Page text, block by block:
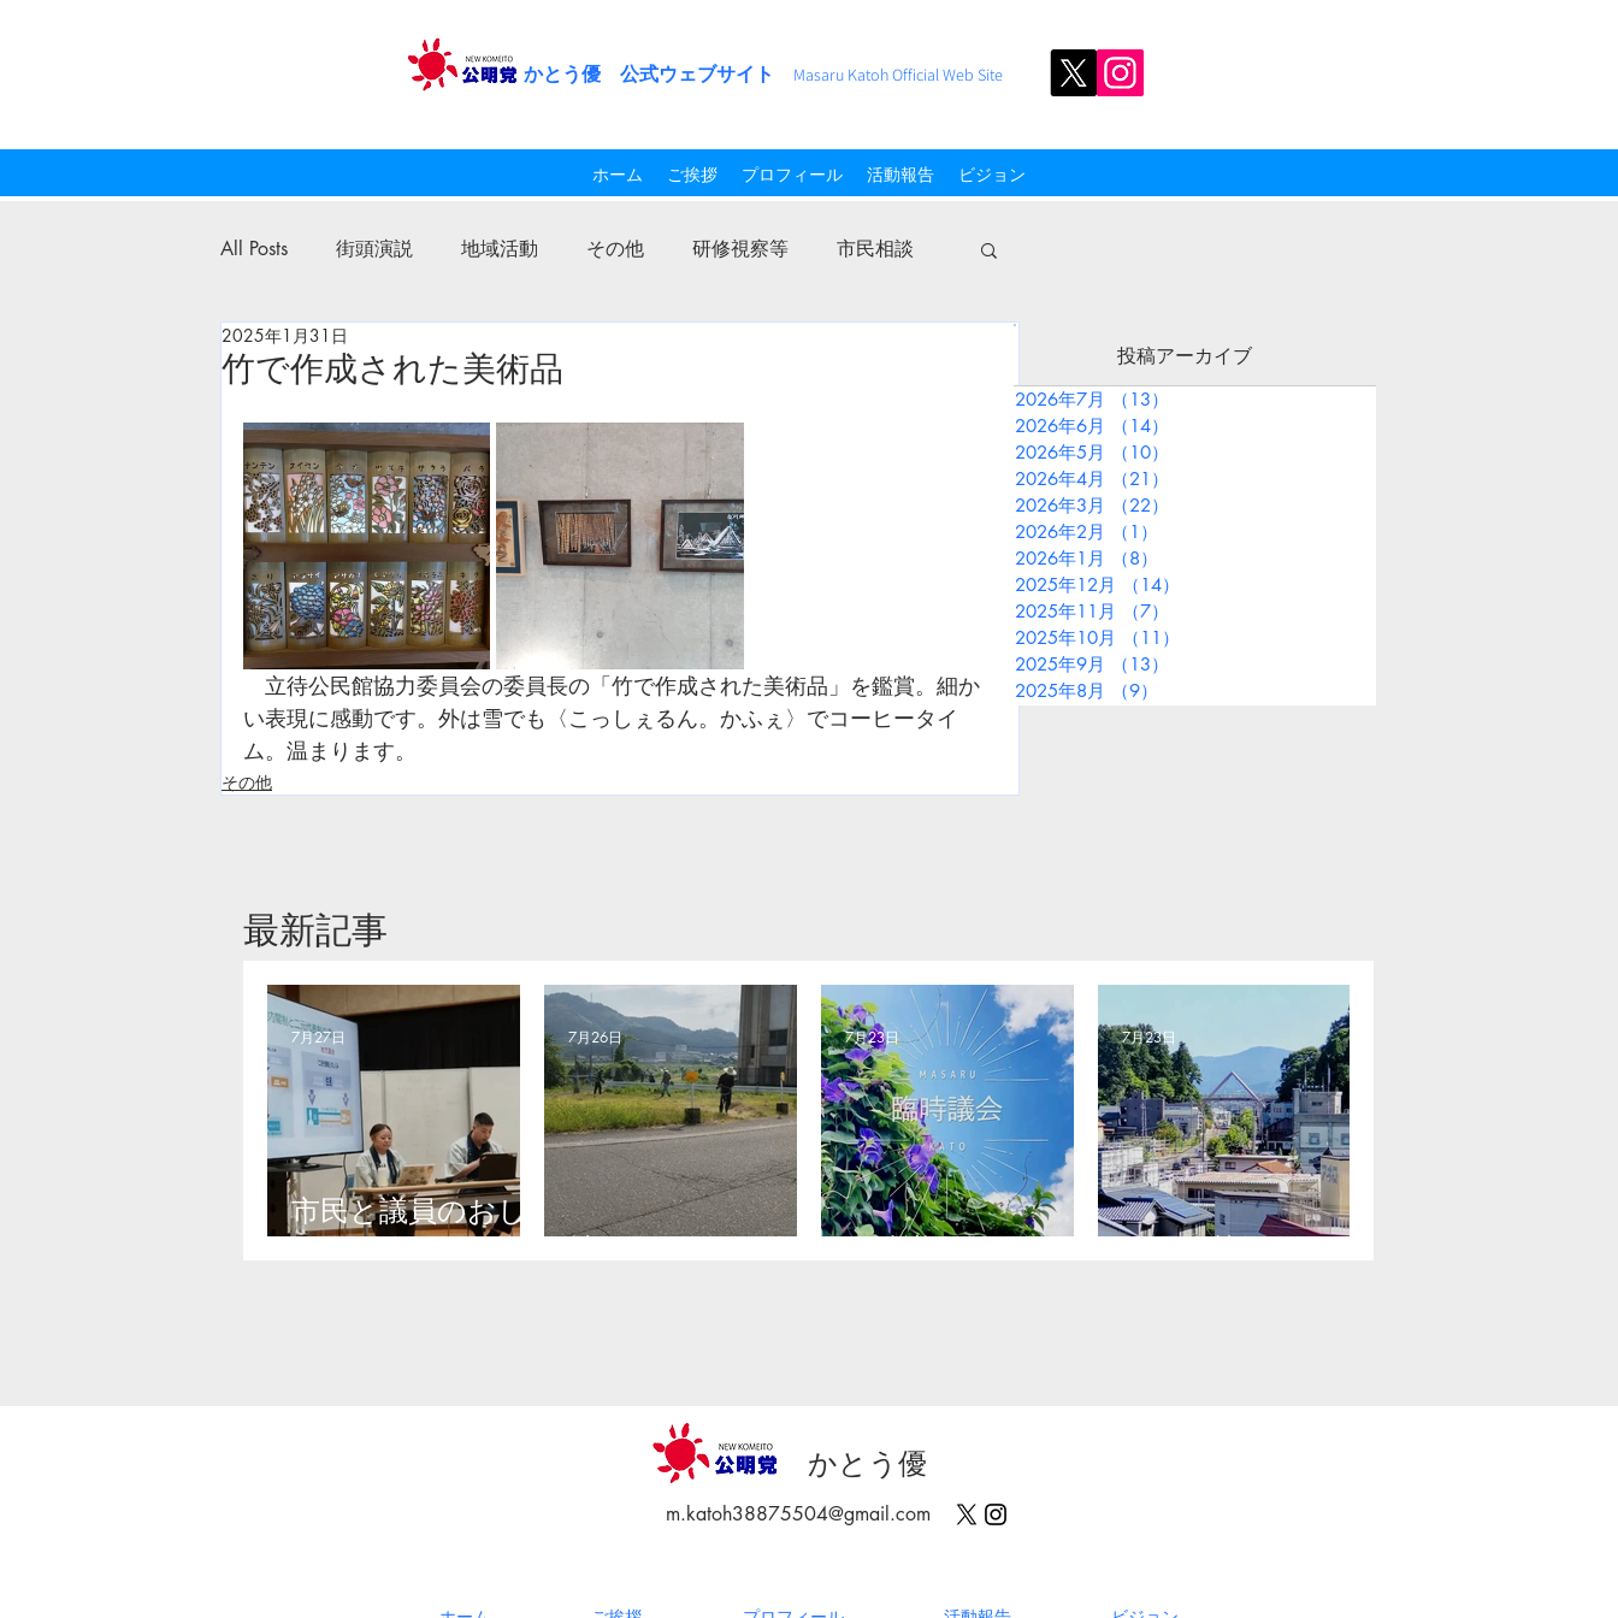
かとう優 公式ウェブサイト Masaru KatohOfficial Web Site
ホーム ご挨拶 プロフィール 活動報告 ビジョン
All Posts 街頭演説 地域活動 その他 研修視察等 市民相談
公明党
竹で作成された美術品
2025年1月31日
立待公民館協力委員会の委員長の「竹で作成された美術品」を鑑賞。細か
い表現に感動です。外は雪でも〈こっしぇるん。かふぇ〉でコーヒータイ
ム。温まります。
その他
投稿アーカイブ
2026年7月 （13）
2026年6月
（14）
2026年5月
（10）
2026年4月
（21）
2026年3月
（22）
2026年2月
（1）
2026年1月
（8）
2025年12月
（14）
2025年11月
（7）
2025年10月
（11）
2025年9月
（13）
2025年8月
（9）
​最新記事
市民と議員のおし
ゃべり会
7月27日
社会奉仕デー
7月26日
臨時議会
7月23日
無理は禁物
7月23日
かとう優
m.katoh38875504@gmail.com